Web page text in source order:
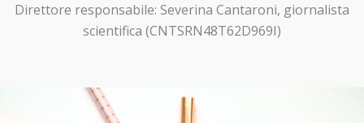
Direttore responsabile: Severina Cantaroni, giornalista
scientifica (CNTSRN48T62D969I)